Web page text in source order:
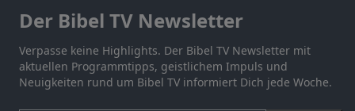
Der Bibel TV Newsletter
Verpasse keine Highlights. Der Bibel TV Newsletter mit
aktuellen Programmtipps, geistlichem Impuls und
Neuigkeiten rund um Bibel TV informiert Dich jede Woche.